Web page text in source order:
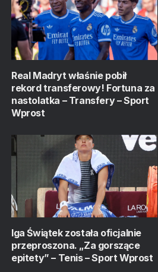
Real Madryt właśnie pobił
rekord transferowy! Fortuna za
nastolatka – Transfery – Sport
Wprost
Iga Świątek została oficjalnie
przeproszona. „Za gorszące
epitety” – Tenis – Sport Wprost